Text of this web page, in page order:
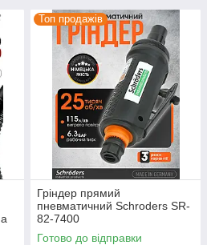
Топ продажів
Гріндер прямий
пневматичний Schroders SR-
82-7400
Готово до відправки